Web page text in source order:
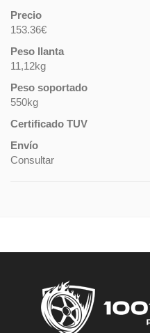
Precio
153.36€
Peso llanta
11,12kg
Peso soportado
550kg
Certificado TUV
Envío
Consultar